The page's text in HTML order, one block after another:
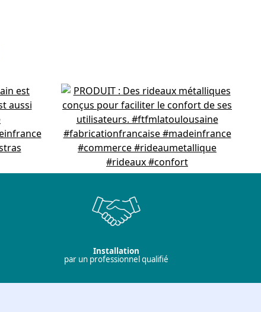
Installation
par un professionnel qualifié